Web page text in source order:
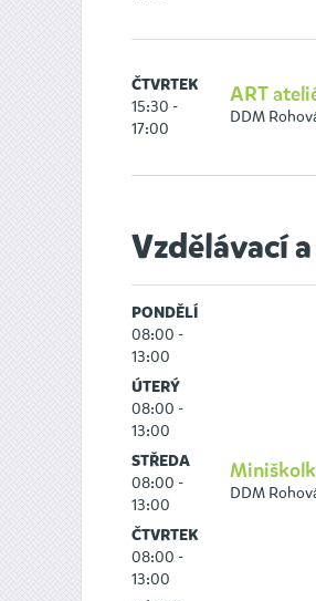
ČTVRTEK
15:30 -
17:00
ART
DDM
Vzdělávací
PONDĚLÍ
08:00 -
13:00
ÚTERÝ
08:00 -
13:00
STŘEDA
08:00 -
13:00
ČTVRTEK
08:00 -
13:00
DDM